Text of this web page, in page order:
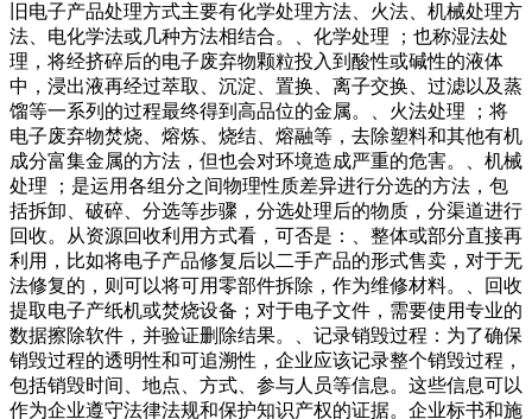
旧电子产品处理方式主要有化学处理方法、火法、机械处理方
法、电化学法或几种方法相结合。、化学处理 ；也称湿法处
理，将经挤碎后的电子废弃物颗粒投入到酸性或碱性的液体
中，浸出液再经过萃取、沉淀、置换、离子交换、过滤以及蒸
馏等一系列的过程最终得到高品位的金属。、火法处理 ；将
电子废弃物焚烧、熔炼、烧结、熔融等，去除塑料和其他有机
成分富集金属的方法，但也会对环境造成严重的危害。、机械
处理 ；是运用各组分之间物理性质差异进行分选的方法，包
括拆卸、破碎、分选等步骤，分选处理后的物质，分渠道进行
回收。从资源回收利用方式看，可否是：、整体或部分直接再
利用，比如将电子产品修复后以二手产品的形式售卖，对于无
法修复的，则可以将可用零部件拆除，作为维修材料。、回收
提取电子产纸机或焚烧设备；对于电子文件，需要使用专业的
数据擦除软件，并验证删除结果。、记录销毁过程：为了确保
销毁过程的透明性和可追溯性，企业应该记录整个销毁过程，
包括销毁时间、地点、方式、参与人员等信息。这些信息可以
作为企业遵守法律法规和保护知识产权的证据。企业标书和施